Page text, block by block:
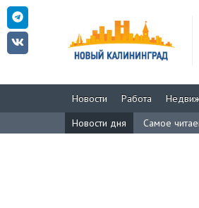
Новости Работа
Новости дня
Самое